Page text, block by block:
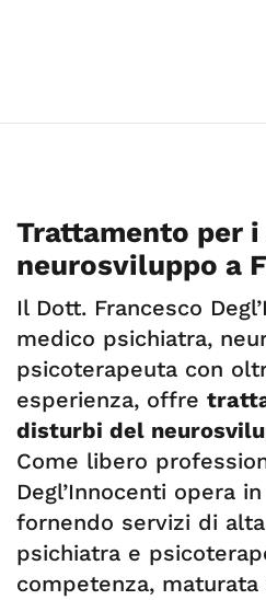
Trattamento per
neurosviluppo a
Il Dott. Francesco
medico psichiatra,
psicoterapeuta con
esperienza, offre
disturbi del
Come libero
Degl’Innocenti opera
fornendo servizi di
psichiatra e
competenza, maturata